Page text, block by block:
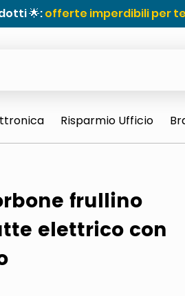
🌟:offerte imperdibili per te
Risparmio Ufficio
frullino
elettrico con